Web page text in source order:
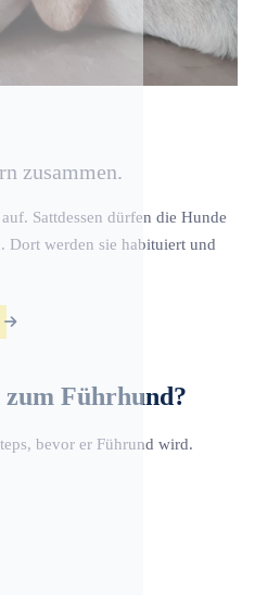
zusammen.
Sattdessen dürfen die Hunde
Dort werden sie habituiert und
Führhund?
bevor er Führund wird.